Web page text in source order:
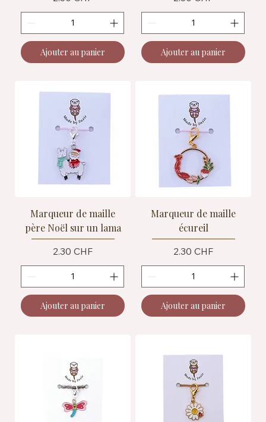
Ajouter au panier Ajouter au panier
Marqueur de maille
père Noël sur un lama
Prix
2.30 CHF
Ajouter au panier
Marqueur de maille
écureil
Prix
2.30 CHF
Ajouter au panier